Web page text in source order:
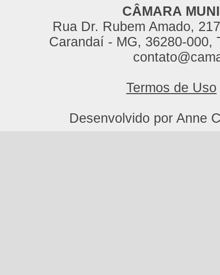
CÂMARA
Rua Dr. Rubem Amado,
Carandaí - MG, 36280-000,
Termos de Uso
Desenvolvido por Anne